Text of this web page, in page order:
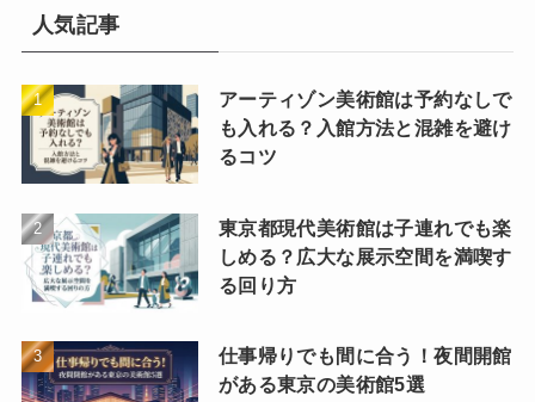
人気記事
アーティゾン美術館は予約なしで
も入れる？入館方法と混雑を避け
るコツ
東京都現代美術館は子連れでも楽
しめる？広大な展示空間を満喫す
る回り方
仕事帰りでも間に合う！夜間開館
がある東京の美術館5選